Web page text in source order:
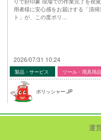
用者様に安心感をお届けする「清
ト」が、この度ポリ…
2026/07/31 10:24
製品・サービス ツール・用具用品
ポリッシャー.JP
運